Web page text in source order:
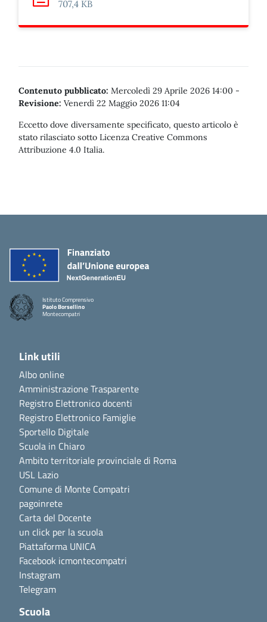
Scarica: Circ. 7 BIBL. Maggio dei Libri
707,4 KB
Contenuto pubblicato: Mercoledì 29 Aprile 2026 14:00 -
Revisione: Venerdì 22 Maggio 2026 11:04
Eccetto dove diversamente specificato, questo articolo è
stato rilasciato sotto Licenza Creative Commons
Attribuzione 4.0 Italia.
Istituto Comprensivo
Paolo Borsellino
Montecompatri
Link utili
Albo online
Amministrazione Trasparente
Registro Elettronico docenti
Registro Elettronico Famiglie
Sportello Digitale
Scuola in Chiaro
Ambito territoriale provinciale di Roma
USL Lazio
Comune di Monte Compatri
pagoinrete
Carta del Docente
un click per la scuola
Piattaforma UNICA
Facebook icmontecompatri
Instagram
Telegram
Scuola